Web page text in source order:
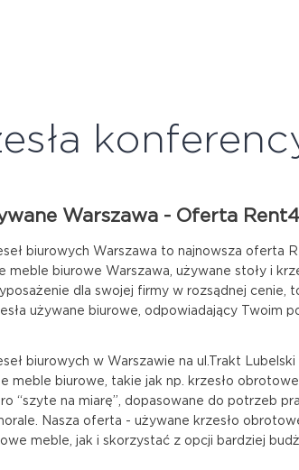
Warszawa - Oferta
biurowych Warszawa to najnowsza oferta
meble biurowe Warszawa, używane stoły i
dla swojej firmy w rozsądnej
używane biurowe, odpowiadający Twoim
biurowych w Warszawie na ul.Trakt
meble biurowe, takie jak np. krzesło
“szyte na miarę”, dopasowane do potrzeb
Nasza oferta - używane krzesło
meble, jak i skorzystać z opcji bardziej